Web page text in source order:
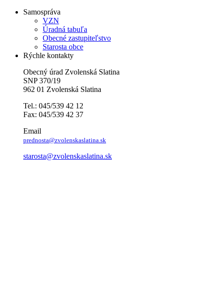
Samospráva
VZN
Úradná tabuľa
Obecné zastupiteľstvo
Starosta obce
Rýchle kontakty
Obecný úrad Zvolenská Slatina
SNP 370/19
962 01 Zvolenská Slatina
Tel.: 045/539 42 12
Fax: 045/539 42 37
Email
prednosta@zvolenskaslatina.sk
starosta@zvolenskaslatina.sk